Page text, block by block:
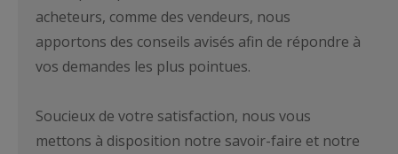
acheteurs, comme des vendeurs, nous
apportons des conseils avisés afin de répondre à
vos demandes les plus pointues.
Soucieux de votre satisfaction, nous vous
mettons à disposition notre savoir-faire et notre